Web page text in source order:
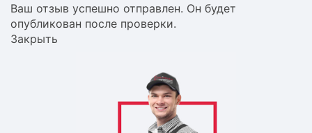
Ваш отзыв успешно отправлен. Он будет
опубликован после проверки.
Закрыть